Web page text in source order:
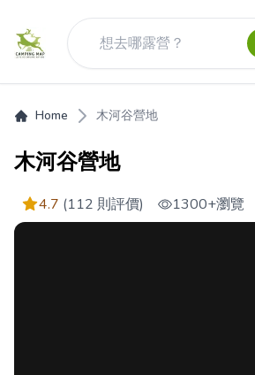
Home 木河谷營地
木河谷營地
4.7 (112 則評價) 1300+瀏覽